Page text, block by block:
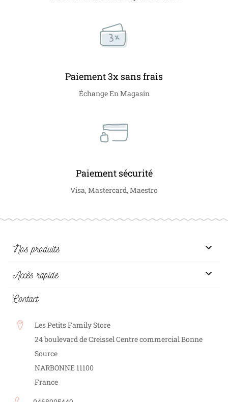
Paiement 3x sans frais
Échange En Magasin
Paiement sécurité
Visa, Mastercard, Maestro
Nos produits 
Accès rapide 
Contact
Les Petits Family Store
24 boulevard de Creissel Centre commercial Bonne
Source
NARBONNE 11100
France